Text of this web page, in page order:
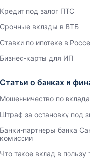
Кредит под залог ПТС
Срочные вклады в ВТБ
Ставки по ипотеке в
Бизнес-карты для ИП
Статьи о банках и
Мошенничество по
Штраф за остановку под
Банки-партнеры банка
комиссии
Что такое вклад в пользу